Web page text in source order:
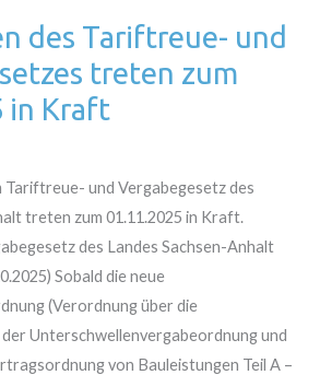
des Tariftreue- und
treten zum
in Kraft
Tariftreue- und Vergabegesetz des
treten zum 01.11.2025 in Kraft.
des Landes Sachsen-Anhalt
Sobald die neue
(Verordnung über die
Unterschwellenvergabeordnung und
von Bauleistungen Teil A –